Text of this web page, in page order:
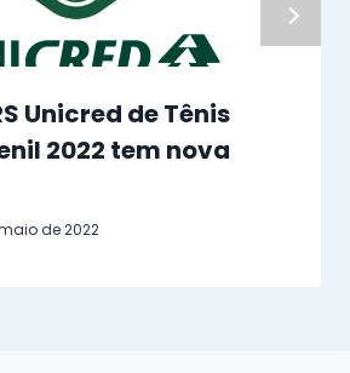
Unicred de Tênis
2022 tem nova
de 2022